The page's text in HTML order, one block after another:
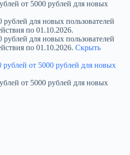
от 5000 рублей для новых
для новых пользователей
по 01.10.2026.
для новых пользователей
по 01.10.2026. Скрыть
от 5000 рублей для новых